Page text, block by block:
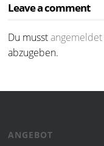
Leave a comment
Du musstangemeldet
abzugeben.
ANGEBOT